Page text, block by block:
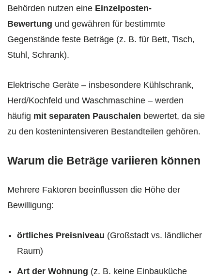
Behörden nutzen eine Einzelposten-
Bewertung und gewähren für bestimmte
Gegenstände feste Beträge (z. B. für Bett, Tisch,
Stuhl, Schrank).
Elektrische Geräte – insbesondere Kühlschrank,
Herd/Kochfeld und Waschmaschine – werden
häufig mit separaten Pauschalen bewertet, da sie
zu den kostenintensiveren Bestandteilen gehören.
Warum die Beträge variieren können
Mehrere Faktoren beeinflussen die Höhe der
Bewilligung:
örtliches Preisniveau (Großstadt vs. ländlicher
Raum)
Art der Wohnung (z. B. keine Einbauküche